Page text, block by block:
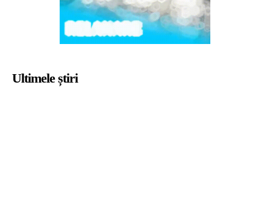
Ultimele știri